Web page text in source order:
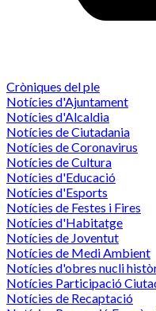
Cròniques del ple
Notícies d'Ajuntament
Notícies d'Alcaldia
Notícies de Ciutadania
Notícies de Coronavirus
Notícies de Cultura
Notícies d'Educació
Notícies d'Esports
Notícies de Festes i Fires
Notícies d'Habitatge
Notícies de Joventut
Notícies de Medi Ambient
Notícies d'obres nucli
Notícies Participació
Notícies de Recaptació